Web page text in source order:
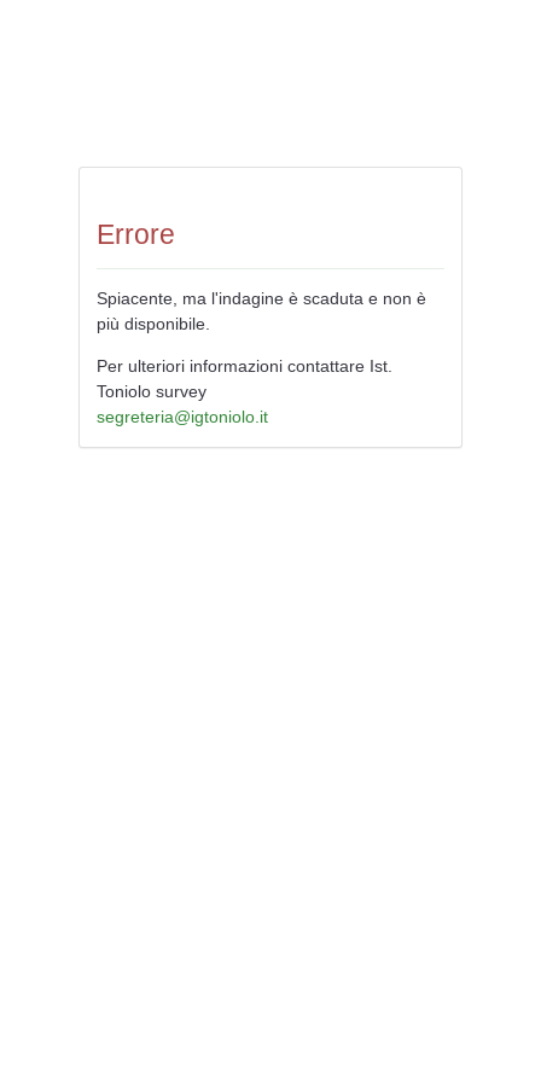
Errore
Spiacente, ma l'indagine è scaduta e non è
più disponibile.
Per ulteriori informazioni contattare Ist.
Toniolo survey
segreteria@igtoniolo.it